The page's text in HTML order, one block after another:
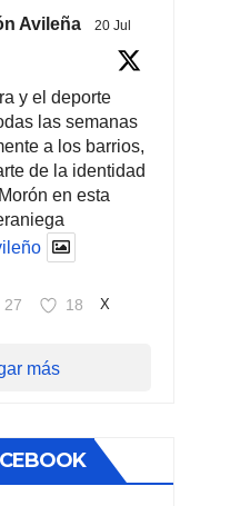
Avileña 20 Jul
y el deporte
las semanas
a los barrios,
de la identidad
en esta
27 18 X
más